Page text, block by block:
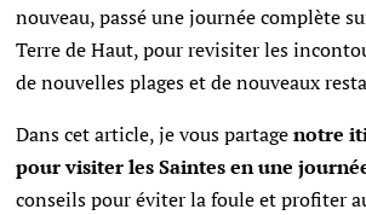
nouveau, passé une journée complète
Terre de Haut, pour revisiter les
de nouvelles plages et de nouveaux
Dans cet article, je vous partagenotre
pour visiter les Saintes en une
conseils pour éviter la foule et profiter